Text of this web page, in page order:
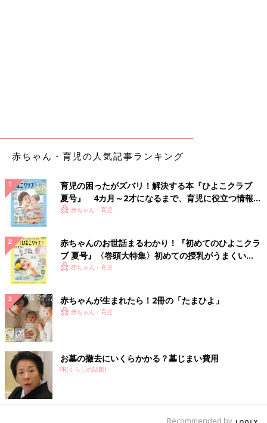
赤ちゃん・育児の人気記事ランキング
育児の困ったがズバリ！解決する本『ひよこクラブ
夏号』 4カ月～2才になるまで、育児に役立つ情報が
いっぱい！
赤ちゃん・育児
赤ちゃんのお世話まるわかり！『初めてのひよこクラ
ブ 夏号』〈巻頭大特集〉初めての授乳がうまくい
く！ おっぱい・ミルクの基本と夏のトラブル 解決テ
赤ちゃん・育児
赤ちゃんが生まれたら！2冊の「たまひよ」
赤ちゃん・育児
お墓の撤去にいくらかかる？墓じまい費用
PR(くらしの話題)